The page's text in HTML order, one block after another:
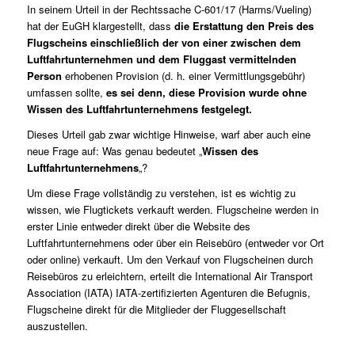
In seinem Urteil in der Rechtssache C-601/17 (Harms/Vueling)
hat der EuGH klargestellt, dass die Erstattung den Preis des
Flugscheins einschließlich der von einer zwischen dem
Luftfahrtunternehmen und dem Fluggast vermittelnden
Person erhobenen Provision (d. h. einer Vermittlungsgebühr)
umfassen sollte, es sei denn, diese Provision wurde ohne
Wissen des Luftfahrtunternehmens festgelegt.
Dieses Urteil gab zwar wichtige Hinweise, warf aber auch eine
neue Frage auf: Was genau bedeutet „Wissen des
Luftfahrtunternehmens„?
Um diese Frage vollständig zu verstehen, ist es wichtig zu
wissen, wie Flugtickets verkauft werden. Flugscheine werden in
erster Linie entweder direkt über die Website des
Luftfahrtunternehmens oder über ein Reisebüro (entweder vor Ort
oder online) verkauft. Um den Verkauf von Flugscheinen durch
Reisebüros zu erleichtern, erteilt die International Air Transport
Association (IATA) IATA-zertifizierten Agenturen die Befugnis,
Flugscheine direkt für die Mitglieder der Fluggesellschaft
auszustellen.